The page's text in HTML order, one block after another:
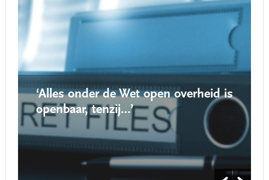
‘Alles onder de Wet open overheid is
openbaar, tenzij…’